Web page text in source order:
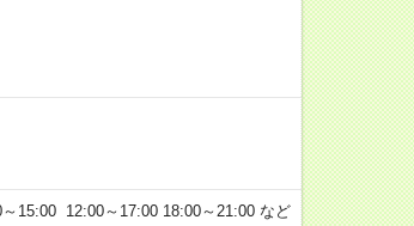
15:00 12:00～17:00 18:00～21:00 など